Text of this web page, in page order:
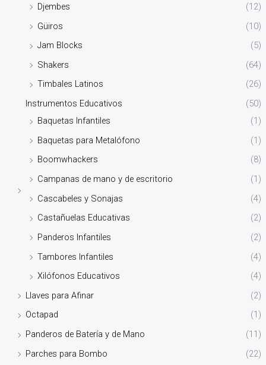
Djembes
(12)
Güiros
(10)
Jam Blocks
(5)
Shakers
(64)
Timbales Latinos
(26)
Instrumentos Educativos
(50)
Baquetas Infantiles
(1)
Baquetas para Metalófono
(1)
Boomwhackers
(8)
Campanas de mano y de escritorio
(1)
Cascabeles y Sonajas
(4)
Castañuelas Educativas
(2)
Panderos Infantiles
(2)
Tambores Infantiles
(4)
Xilófonos Educativos
(4)
Llaves para Afinar
(2)
Octapad
(1)
Panderos de Batería y de Mano
(11)
Parches para Bombo
(22)